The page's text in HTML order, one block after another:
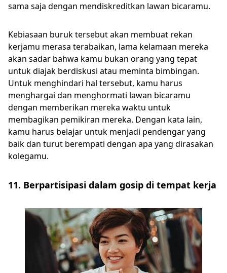
sama saja dengan mendiskreditkan lawan bicaramu.
Kebiasaan buruk tersebut akan membuat rekan
kerjamu merasa terabaikan, lama kelamaan mereka
akan sadar bahwa kamu bukan orang yang tepat
untuk diajak berdiskusi atau meminta bimbingan.
Untuk menghindari hal tersebut, kamu harus
menghargai dan menghormati lawan bicaramu
dengan memberikan mereka waktu untuk
membagikan pemikiran mereka. Dengan kata lain,
kamu harus belajar untuk menjadi pendengar yang
baik dan turut berempati dengan apa yang dirasakan
kolegamu.
11. Berpartisipasi dalam gosip di tempat kerja